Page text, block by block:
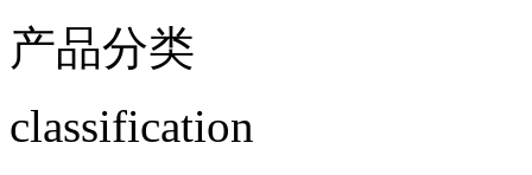
产品分类
classification